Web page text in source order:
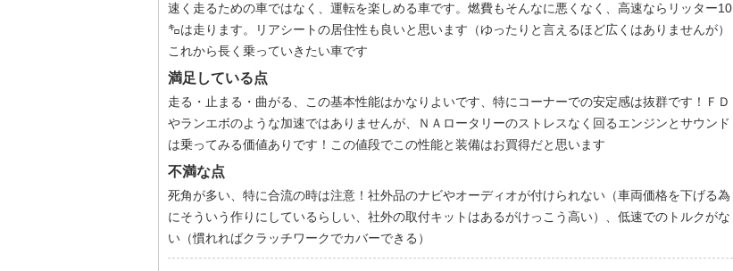
速く走るための車ではなく、運転を楽しめる車です。燃費もそんなに悪くなく、高速ならリッター10
㌔は走ります。リアシートの居住性も良いと思います（ゆったりと言えるほど広くはありませんが）
これから長く乗っていきたい車です
満足している点
走る・止まる・曲がる、この基本性能はかなりよいです、特にコーナーでの安定感は抜群です！ＦＤ
やランエボのような加速ではありませんが、ＮＡロータリーのストレスなく回るエンジンとサウンド
は乗ってみる価値ありです！この値段でこの性能と装備はお買得だと思います
不満な点
死角が多い、特に合流の時は注意！社外品のナビやオーディオが付けられない（車両価格を下げる為
にそういう作りにしているらしい、社外の取付キットはあるがけっこう高い）、低速でのトルクがな
い（慣れればクラッチワークでカバーできる）